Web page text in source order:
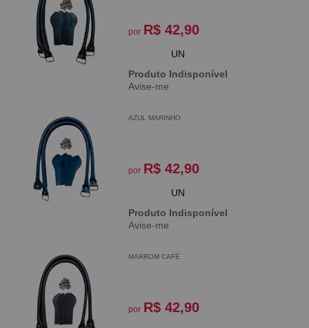
por R$ 42,90
UN
Produto Indisponível
Avise-me
AZUL MARINHO
por R$ 42,90
UN
Produto Indisponível
Avise-me
MARROM CAFÉ
por R$ 42,90